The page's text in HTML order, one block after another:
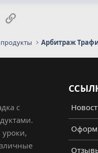
почта
Ссылка
Арбитраж
с